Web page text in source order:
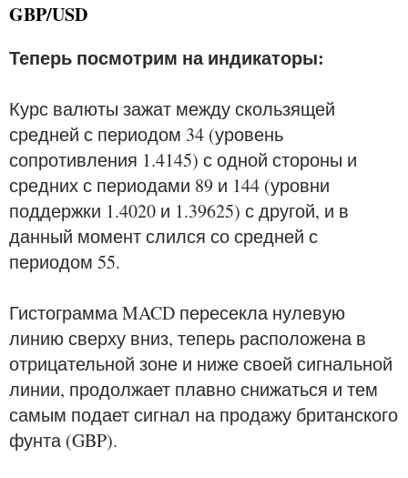
GBP/USD
Теперь посмотрим на индикаторы:
Курс валюты зажат между скользящей
средней с периодом 34 (уровень
сопротивления 1.4145) с одной стороны и
средних с периодами 89 и 144 (уровни
поддержки 1.4020 и 1.39625) с другой, и в
данный момент слился со средней с
периодом 55.
Гистограмма MACD пересекла нулевую
линию сверху вниз, теперь расположена в
отрицательной зоне и ниже своей сигнальной
линии, продолжает плавно снижаться и тем
самым подает сигнал на продажу британского
фунта (GBP).